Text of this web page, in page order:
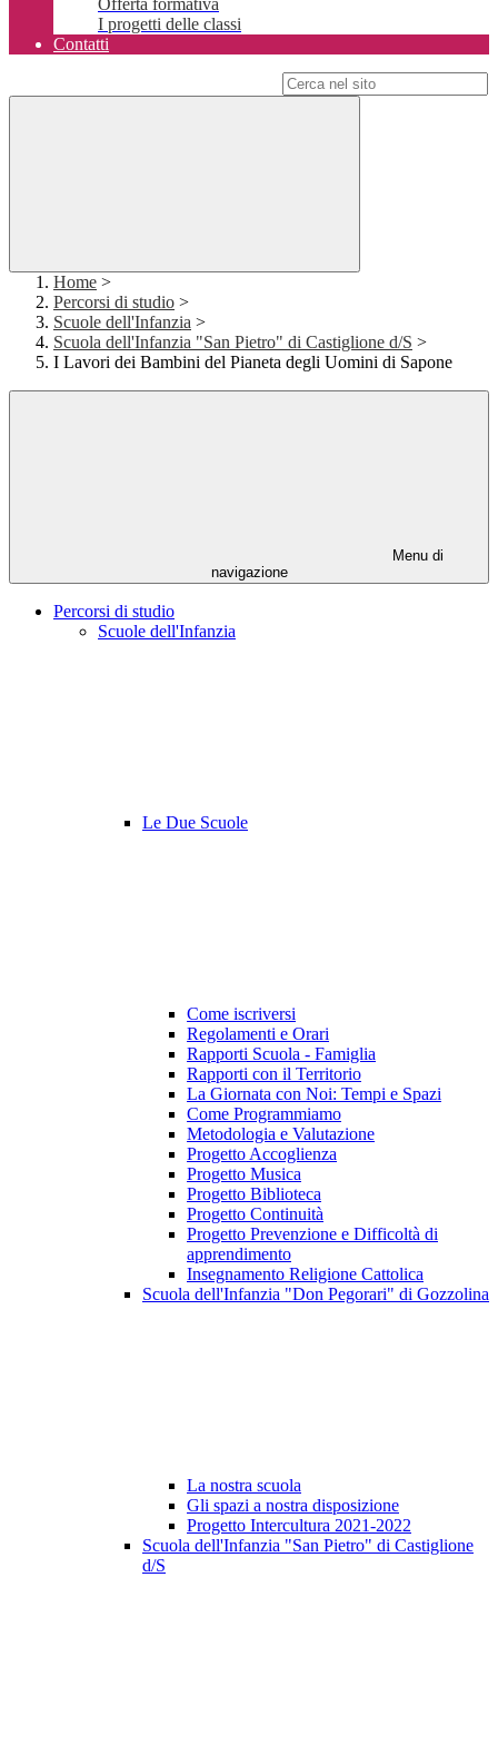
Offerta formativa
I progetti delle classi
Contatti
Home >
Percorsi di studio >
Scuole dell'Infanzia >
Scuola dell'Infanzia "San Pietro" di Castiglione d/S >
I Lavori dei Bambini del Pianeta degli Uomini di Sapone
Menu di
navigazione
Percorsi di studio
Scuole dell'Infanzia
Le Due Scuole
Come iscriversi
Regolamenti e Orari
Rapporti Scuola - Famiglia
Rapporti con il Territorio
La Giornata con Noi: Tempi e Spazi
Come Programmiamo
Metodologia e Valutazione
Progetto Accoglienza
Progetto Musica
Progetto Biblioteca
Progetto Continuità
Progetto Prevenzione e Difficoltà di
apprendimento
Insegnamento Religione Cattolica
Scuola dell'Infanzia "Don Pegorari" di Gozzolina
La nostra scuola
Gli spazi a nostra disposizione
Progetto Intercultura 2021-2022
Scuola dell'Infanzia "San Pietro" di Castiglione
d/S